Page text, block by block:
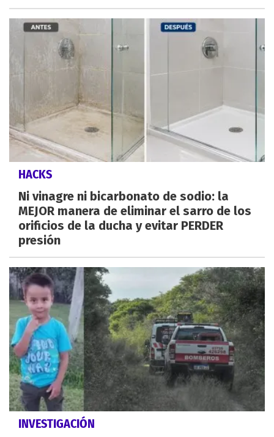
HACKS
Ni vinagre ni bicarbonato de sodio: la
MEJOR manera de eliminar el sarro de los
orificios de la ducha y evitar PERDER
presión
INVESTIGACIÓN